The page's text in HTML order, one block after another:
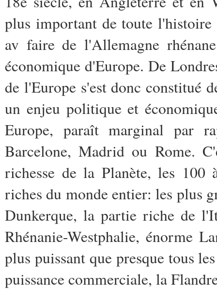
plus important de toute
av faire de l'Allemagne
économique d'Europe. De
de l'Europe s'est donc constitué
un enjeu politique et
Europe, paraît marginal par
Barcelone, Madrid ou Rome.
richesse de la Planète, les
riches du monde entier: les plus
Dunkerque, la partie riche de
Rhénanie-Westphalie, énorme
plus puissant que presque tous
puissance commerciale, la